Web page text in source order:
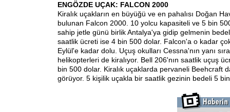
ENGÖZDE UÇAK: FALCON 2000
Kiralık uçakların en büyüğü ve en pahalısı Doğan
bulunan Falcon 2000. 10 yolcu kapasiteli ve 5 bin
sahip jetle günü birlik Antalya'ya gidip gelmenin
saatlik ücreti ise 4 bin 500 dolar. Falcon'a o kadar
Eylül'e kadar dolu. Uçuş okulları Cessna'nın yanı
helikopterleri de kiralıyor. Bell 206'nın saatlik uçuş
bin 500 dolar. Kiralık uçaklarda pervaneli Beehcraft
görüyor. 5 kişilik uçakla bir saatlik gezinin bedeli 5